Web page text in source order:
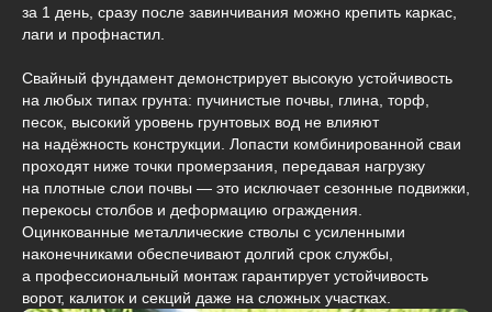
за 1 день, сразу после завинчивания можно крепить каркас,
лаги и профнастил.
Свайный фундамент демонстрирует высокую устойчивость
на любых типах грунта: пучинистые почвы, глина, торф,
песок, высокий уровень грунтовых вод не влияют
на надёжность конструкции. Лопасти комбинированной сваи
проходят ниже точки промерзания, передавая нагрузку
на плотные слои почвы — это исключает сезонные подвижки,
перекосы столбов и деформацию ограждения.
Оцинкованные металлические стволы с усиленными
наконечниками обеспечивают долгий срок службы,
а профессиональный монтаж гарантирует устойчивость
ворот, калиток и секций даже на сложных участках.